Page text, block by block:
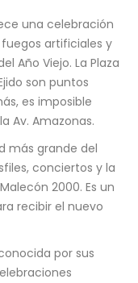
una celebración
artificiales y
Año Viejo. La Plaza
son puntos
es imposible
Av. Amazonas.
más grande del
conciertos y la
2000. Es un
recibir el nuevo
por sus